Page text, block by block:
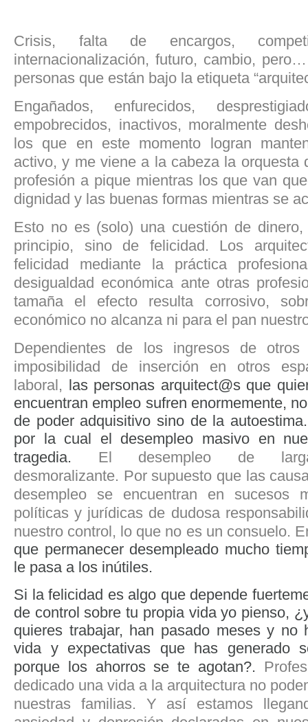
Crisis, falta de encargos,
internacionalización, futuro, cambio,
personas que están bajo la etiqueta
Engañados, enfurecidos,
empobrecidos, inactivos, moralmente
los que en este momento logran
activo, y me viene a la cabeza la orquesta
profesión a pique mientras los que van
dignidad y las buenas formas mientras se
Esto no es (solo) una cuestión de
principio, sino de felicidad. Los
felicidad mediante la práctica
desigualdad económica ante otras
tamaña el efecto resulta corrosivo,
económico no alcanza ni para el pan
Dependientes de los ingresos de
imposibilidad de inserción en otros
laboral, las personas arquitect@s que
encuentran empleo sufren enormemente,
de poder adquisitivo sino de la
por la cual el desempleo masivo en
tragedia. El desempleo de
desmoralizante. Por supuesto que las
desempleo se encuentran en sucesos
políticas y jurídicas de dudosa
nuestro control, lo que no es un consuelo.
que permanecer desempleado mucho
le pasa a los inútiles.
Si la felicidad es algo que depende
de control sobre tu propia vida yo pienso,
quieres trabajar, han pasado meses y no
vida y expectativas que has generado
porque los ahorros se te agotan?.
dedicado una vida a la arquitectura no
nuestras familias. Y así estamos